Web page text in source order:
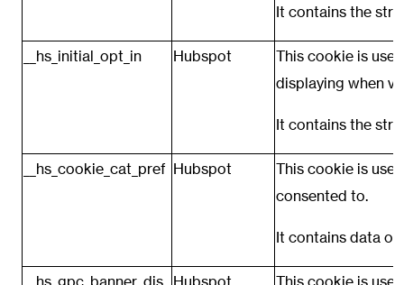
It contains the
__hs_initial_opt_in Hubspot
This cookie is
displaying when
It contains the
__hs_cookie_cat_pref Hubspot
This cookie is
consented to.
It contains data
__hs_gpc_banner_dis Hubspot This cookie is